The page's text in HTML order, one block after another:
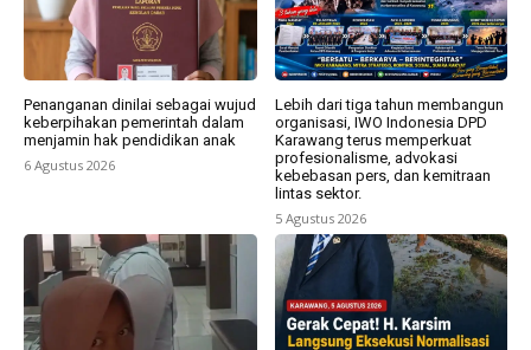
Penanganan dinilai sebagai wujud
keberpihakan pemerintah dalam
menjamin hak pendidikan anak
6 Agustus 2026
Lebih dari tiga tahun membangun
organisasi, IWO Indonesia DPD
Karawang terus memperkuat
profesionalisme, advokasi
kebebasan pers, dan kemitraan
lintas sektor.
5 Agustus 2026